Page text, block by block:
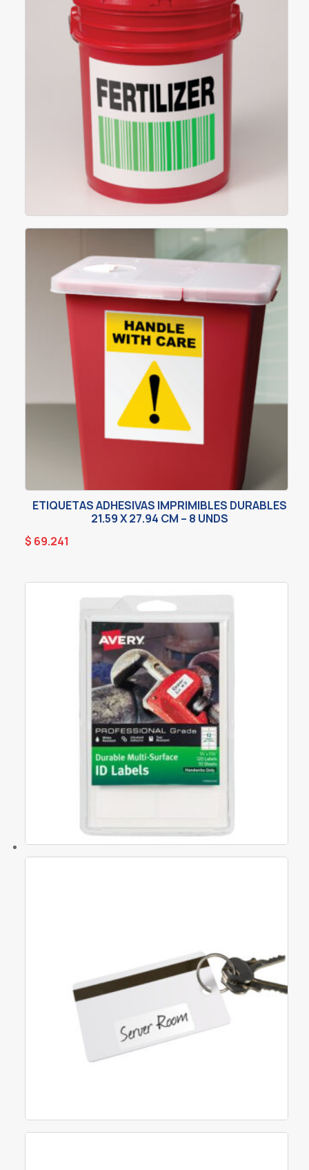
ETIQUETAS ADHESIVAS IMPRIMIBLES DURABLES
21.59 X 27.94 CM – 8 UNDS
$ 69.241